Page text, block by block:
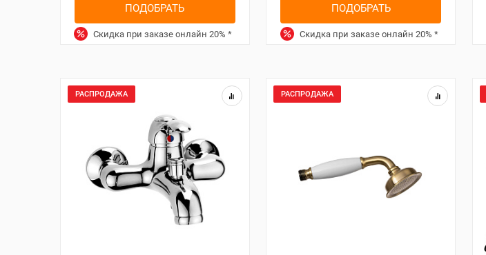
ПОДОБРАТЬ
Скидка при заказе онлайн20%*
ПОДОБРАТЬ
Скидка при заказе онлайн 20% *
РАСПРОДАЖА РАСПРОДАЖА